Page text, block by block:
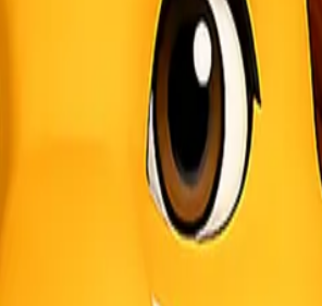
memahami bahwa biaya pengiriman
tanpa mengurangi kualitas layanan.
sistem pengemasan yang sesuai
dengan risiko kerusakan atau
distribusi yang luas dan sistem
Anda dapat memantau status